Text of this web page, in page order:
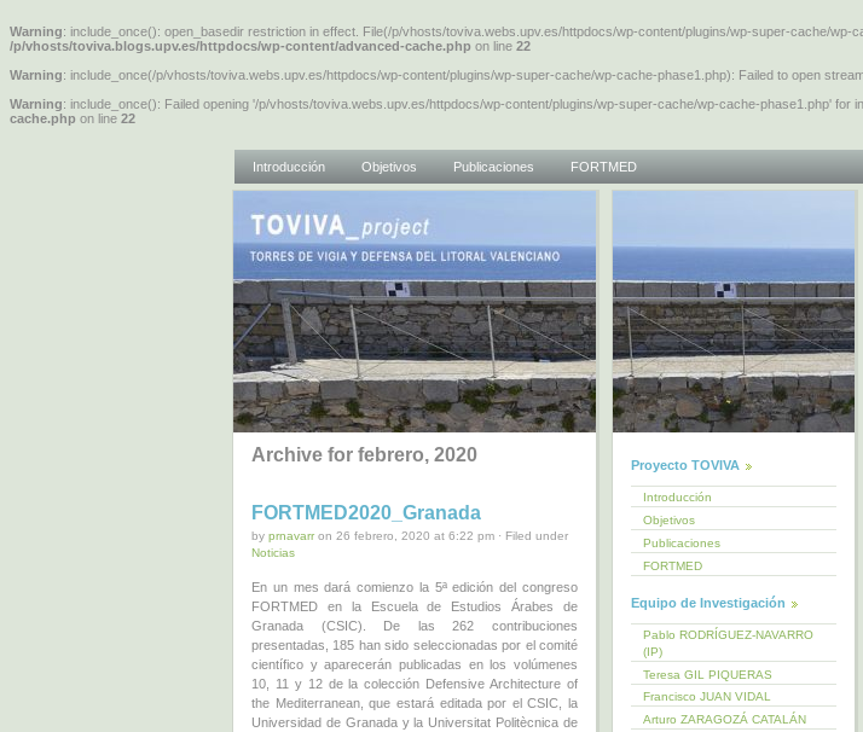
Warning: include_once(): open_basedir restriction in effect. File(/p/vhosts/toviva.webs.upv.es/httpdocs/wp-content/plugins/wp-super-cache/
/p/vhosts/toviva.blogs.upv.es/httpdocs/wp-content/advanced-cache.php on line 22
Warning: include_once(/p/vhosts/toviva.webs.upv.es/httpdocs/wp-content/plugins/wp-super-cache/wp-cache-phase1.php): Failed to open
Warning: include_once(): Failed opening '/p/vhosts/toviva.webs.upv.es/httpdocs/wp-content/plugins/wp-super-cache/wp-cache-phase1.php' for
cache.php on line 22
Introducción Objetivos Publicaciones FORTMED
Archive for febrero, 2020
FORTMED2020_Granada
by prnavarr on 26 febrero, 2020 at 6:22 pm · Filed under
Noticias
En un mes dará comienzo la 5ª edición del congreso
FORTMED en la Escuela de Estudios Árabes de
Granada (CSIC). De las 262 contribuciones
presentadas, 185 han sido seleccionadas por el comité
científico y aparecerán publicadas en los volúmenes
10, 11 y 12 de la colección Defensive Architecture of
the Mediterranean, que estará editada por el CSIC, la
Universidad de Granada y la Universitat Politècnica de
Proyecto TOVIVA
Introducción
Objetivos
Publicaciones
FORTMED
Equipo de Investigación
Pablo RODRÍGUEZ-NAVARRO
(IP)
Teresa GIL PIQUERAS
Francisco JUAN VIDAL
Arturo ZARAGOZÁ CATALÁN